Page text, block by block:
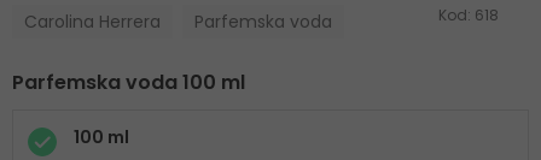
Carolina Herrera Parfemska voda Kod: 618
Parfemska voda 100 ml
100 ml